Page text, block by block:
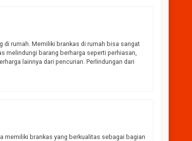
di rumah. Memiliki brankas di rumah bisa sangat
melindungi barang berharga seperti perhiasan,
lainnya dari pencurian. Perlindungan dari
memiliki brankas yang berkualitas sebagai bagian